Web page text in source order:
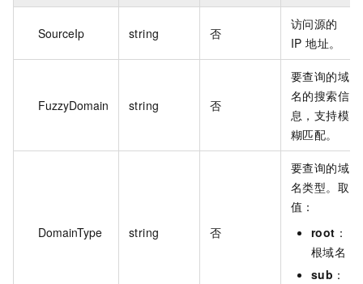
SourceIp string 否
访问源的
IP 地址。
FuzzyDomain string 否
要查询的域
名的搜索信
息，支持模
糊匹配。
DomainType string 否
要查询的域
名类型。取
值：
root ：
根域名
sub ：